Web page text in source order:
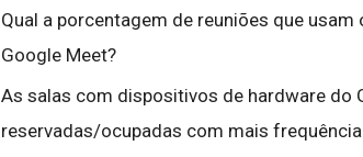
Qual a porcentagem de reuniões que
Google Meet?
As salas com dispositivos de hardware do
reservadas/ocupadas com mais